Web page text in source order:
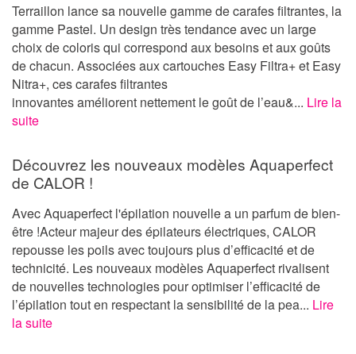
Terraillon lance sa nouvelle gamme de carafes filtrantes, la
gamme Pastel. Un design très tendance avec un large
choix de coloris qui correspond aux besoins et aux goûts
de chacun. Associées aux cartouches Easy Filtra+ et Easy
Nitra+, ces carafes filtrantes
innovantes améliorent nettement le goût de l’eau&... Lire la
suite
Découvrez les nouveaux modèles Aquaperfect
de CALOR !
Avec Aquaperfect l'épilation nouvelle a un parfum de bien-
être !Acteur majeur des épilateurs électriques, CALOR
repousse les poils avec toujours plus d’efficacité et de
technicité. Les nouveaux modèles Aquaperfect rivalisent
de nouvelles technologies pour optimiser l’efficacité de
l’épilation tout en respectant la sensibilité de la pea... Lire
la suite